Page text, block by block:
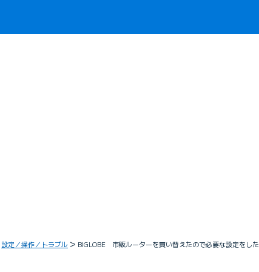
設定／操作／トラブル BIGLOBE 市販ルーターを買い替えたので必要な設定をし